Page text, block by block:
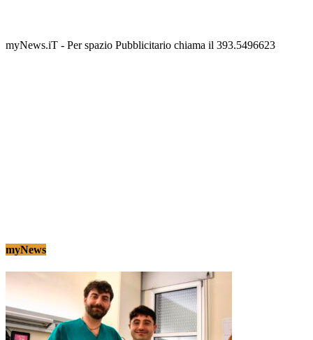
myNews.iT - Per spazio Pubblicitario chiama il 393.5496623
myNews